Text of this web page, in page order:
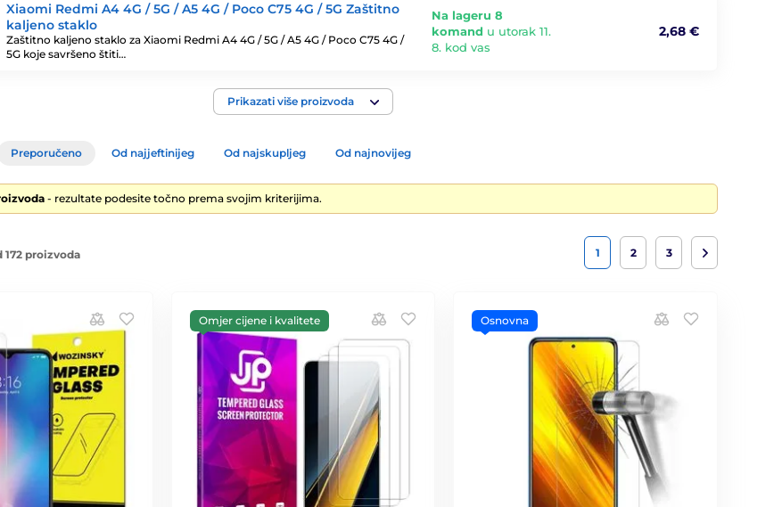
Xiaomi Redmi A4 4G / 5G / A5 4G / Poco C75 4G / 5G Zaštitno
kaljeno staklo
Zaštitno kaljeno staklo za Xiaomi Redmi A4 4G / 5G / A5 4G / Poco C75 4G /
5G koje savršeno štiti…
Na lageru 8
komand u utorak 11.
8. kod vas
2,68 €
Prikazati više proizvoda
Preporučeno Od najjeftinijeg Od najskupljeg Od najnovijeg
- rezultate podesite točno prema svojim kriterijima.
172 proizvoda 1 2 3
Omjer cijene i kvalitete Osnovna